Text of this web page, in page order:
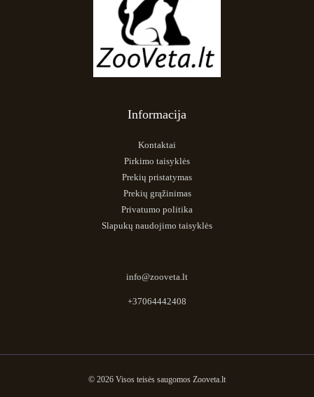
Informacija
Kontaktai
Pirkimo taisyklės
Prekių pristatymas
Prekių grąžinimas
Privatumo politika
Slapukų naudojimo taisyklės
info@zooveta.lt
+37064442408
© 2026 Visos teisės saugomos Zooveta.lt